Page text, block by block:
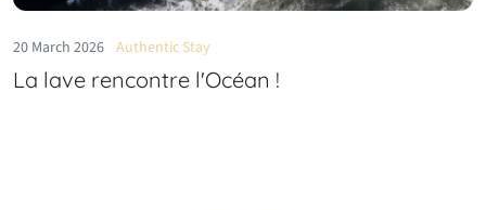
unique à La Réunion